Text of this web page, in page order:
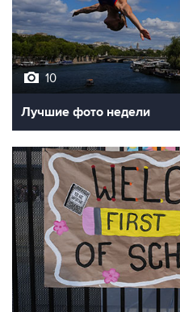
10
Лучшие фото недели